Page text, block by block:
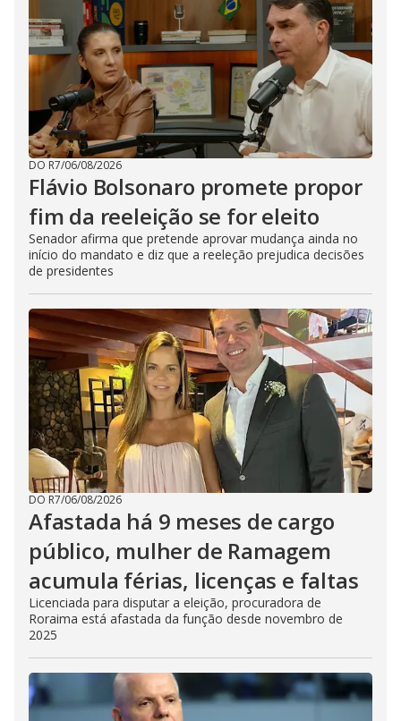
DO R7/06/08/2026
Flávio Bolsonaro promete propor
fim da reeleição se for eleito
Senador afirma que pretende aprovar mudança ainda no
início do mandato e diz que a reeleção prejudica decisões
de presidentes
DO R7/06/08/2026
Afastada há 9 meses de cargo
público, mulher de Ramagem
acumula férias, licenças e faltas
Licenciada para disputar a eleição, procuradora de
Roraima está afastada da função desde novembro de
2025